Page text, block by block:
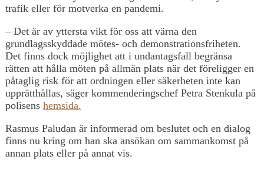
trafik eller för motverka en pandemi.
– Det är av yttersta vikt för oss att värna den
grundlagsskyddade mötes- och demonstrationsfriheten.
Det finns dock möjlighet att i undantagsfall begränsa
rätten att hålla möten på allmän plats när det föreligger en
påtaglig risk för att ordningen eller säkerheten inte kan
upprätthållas, säger kommenderingschef Petra Stenkula på
polisens hemsida.
Rasmus Paludan är informerad om beslutet och en dialog
finns nu kring om han ska ansökan om sammankomst på
annan plats eller på annat vis.